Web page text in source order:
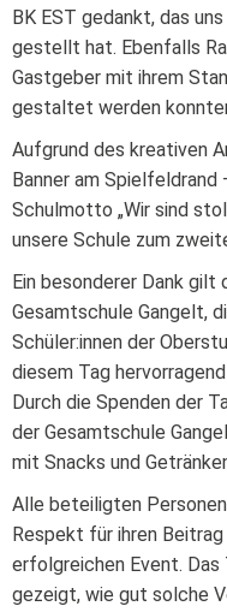
BK EST gedankt, das
gestellt hat. Ebenfalls
Gastgeber mit ihrem
gestaltet werden
Aufgrund des kreativen
Banner am
Schulmotto „Wir sind
unsere Schule zum
Ein besonderer Dank gilt
Gesamtschule Gangelt,
Schüler:innen der
diesem Tag
Durch die Spenden der
der Gesamtschule
mit Snacks und
Alle beteiligten
Respekt für ihren
erfolgreichen Event. Das
gezeigt, wie gut solche